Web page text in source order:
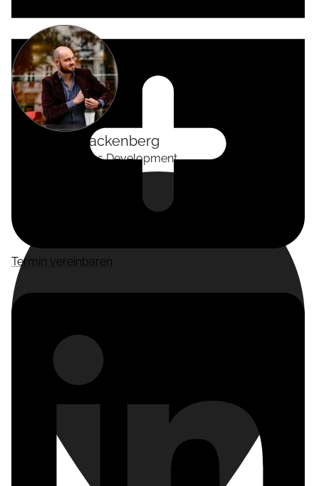
Termin vereinbaren
Tackenberg
Head of Business Development